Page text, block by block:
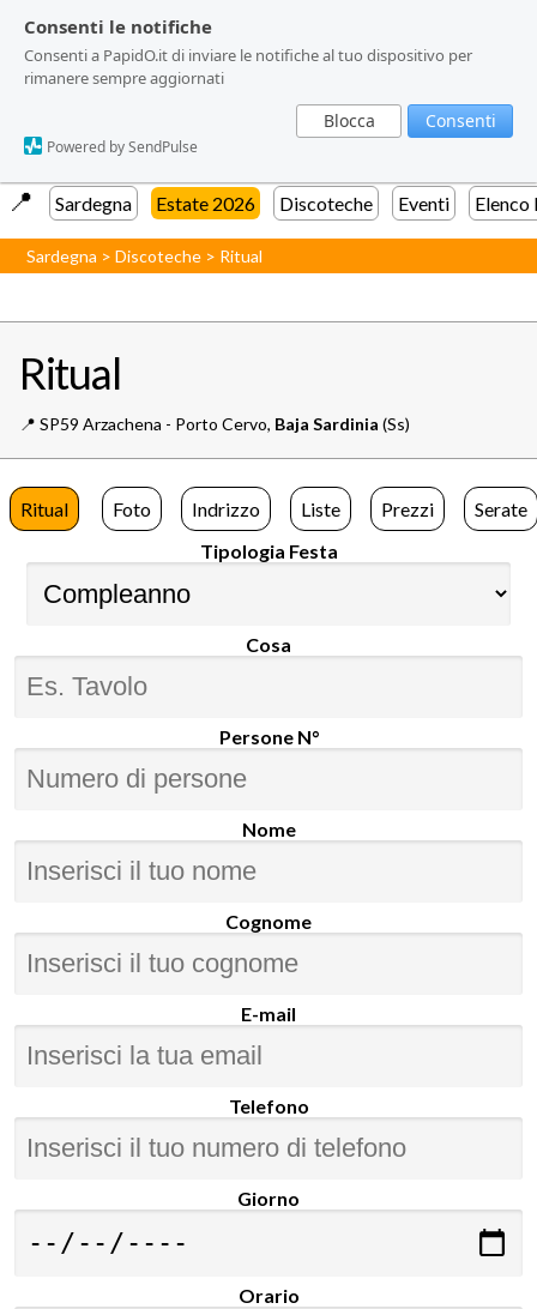
Consenti le notifiche
Consenti a PapidO.it di inviare le notifiche al tuo dispositivo per
rimanere sempre aggiornati
Blocca Consenti
Powered by SendPulse
Consenti le notifiche
Consenti a PapidO.it di inviare le notifiche al tuo dispositivo per
rimanere sempre aggiornati
Blocca Consenti
Powered by SendPulse
📍️ Sardegna Estate 2026 Discoteche Eventi Elenco
Sardegna >Discoteche > Ritual
Ritual
📍️ SP59 Arzachena - Porto Cervo, Baja Sardinia (Ss)
Ritual Foto Indrizzo Liste Prezzi
Serate
Tipologia Festa
Cosa
Persone N°
Nome
Cognome
E-mail
Telefono
Giorno
Orario